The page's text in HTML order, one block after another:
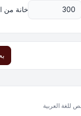
خانة من